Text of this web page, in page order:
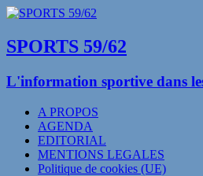
SPORTS 59/62
L'information sportive dans
A PROPOS
AGENDA
EDITORIAL
MENTIONS LEGALES
Politique de cookies (UE)